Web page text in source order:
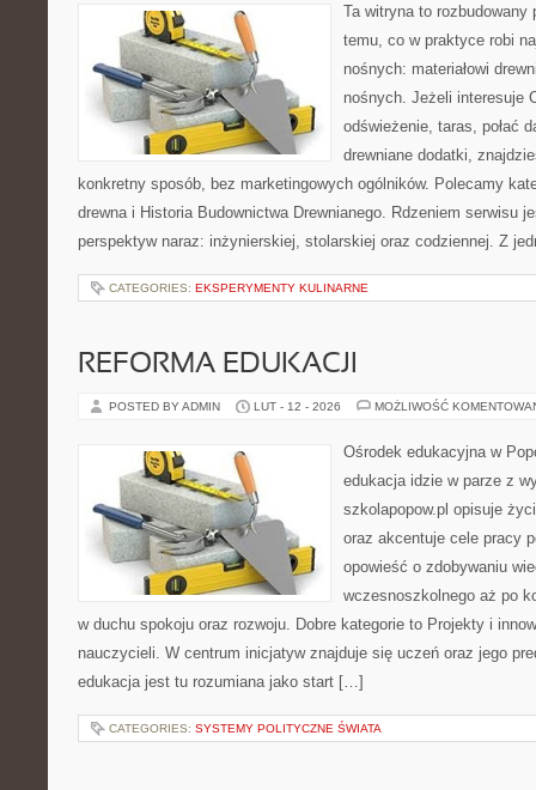
Ta witryna to rozbudowany
temu, co w praktyce robi
nośnych: materiałowi
nośnych. Jeżeli interesuje
odświeżenie, taras, połać
drewniane dodatki,
konkretny sposób, bez marketingowych ogólników. Polecamy
drewna i Historia Budownictwa Drewnianego. Rdzeniem serwisu
perspektyw naraz: inżynierskiej, stolarskiej oraz codziennej. Z
CATEGORIES: EKSPERYMENTY KULINARNE
REFORMA EDUKACJI
POSTED BY ADMIN LUT - 12 - 2026 MOŻLIWOŚĆ
Ośrodek edukacyjna w
edukacja idzie w parze z
szkolapopow.pl opisuje
oraz akcentuje cele pracy
opowieść o zdobywaniu
wczesnoszkolnego aż po
w duchu spokoju oraz rozwoju. Dobre kategorie to Projekty i
nauczycieli. W centrum inicjatyw znajduje się uczeń oraz jego
edukacja jest tu rozumiana jako start […]
CATEGORIES: SYSTEMY POLITYCZNE ŚWIATA